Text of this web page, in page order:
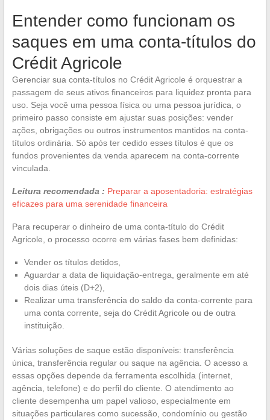
Entender como funcionam os
saques em uma conta-títulos do
Crédit Agricole
Gerenciar sua conta-títulos no Crédit Agricole é orquestrar a
passagem de seus ativos financeiros para liquidez pronta para
uso. Seja você uma pessoa física ou uma pessoa jurídica, o
primeiro passo consiste em ajustar suas posições: vender
ações, obrigações ou outros instrumentos mantidos na conta-
títulos ordinária. Só após ter cedido esses títulos é que os
fundos provenientes da venda aparecem na conta-corrente
vinculada.
Leitura recomendada : Preparar a aposentadoria: estratégias
eficazes para uma serenidade financeira
Para recuperar o dinheiro de uma conta-título do Crédit
Agricole, o processo ocorre em várias fases bem definidas:
Vender os títulos detidos,
Aguardar a data de liquidação-entrega, geralmente em até
dois dias úteis (D+2),
Realizar uma transferência do saldo da conta-corrente para
uma conta corrente, seja do Crédit Agricole ou de outra
instituição.
Várias soluções de saque estão disponíveis: transferência
única, transferência regular ou saque na agência. O acesso a
essas opções depende da ferramenta escolhida (internet,
agência, telefone) e do perfil do cliente. O atendimento ao
cliente desempenha um papel valioso, especialmente em
situações particulares como sucessão, condomínio ou gestão